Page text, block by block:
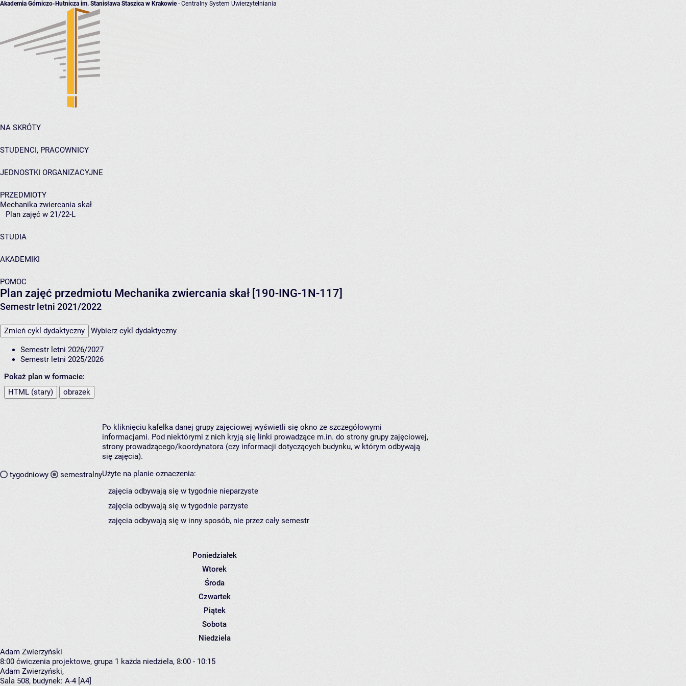
Akademia Górniczo-Hutnicza im. Stanisława Staszica w Krakowie- Centralny System Uwierzytelniania
NA SKRÓTY
STUDENCI, PRACOWNICY
JEDNOSTKI ORGANIZACYJNE
PRZEDMIOTY
Mechanika zwiercania skał
Plan zajęć w 21/22-L
STUDIA
AKADEMIKI
POMOC
Plan zajęć przedmiotu Mechanika zwiercania skał [190-ING-1N-117]
Semestr letni 2021/2022
Zmień cykl dydaktyczny Wybierz cykl dydaktyczny
Semestr letni 2026/2027
Semestr letni 2025/2026
Pokaż plan w formacie:
HTML (stary)
obrazek
tygodniowy semestralny
Po kliknięciu kafelka danej grupy zajęciowej wyświetli się okno ze szczegółowymi
informacjami. Pod niektórymi z nich kryją się linki prowadzące m.in. do strony grupy zajęciowej,
strony prowadzącego/koordynatora (czy informacji dotyczących budynku, w którym odbywają
się zajęcia).
Użyte na planie oznaczenia:
zajęcia odbywają się w tygodnie nieparzyste
zajęcia odbywają się w tygodnie parzyste
zajęcia odbywają się w inny sposób, nie przez cały semestr
Poniedziałek
Wtorek
Środa
Czwartek
Piątek
Sobota
Niedziela
Adam Zwierzyński
8:00 ćwiczenia projektowe, grupa 1 każda niedziela, 8:00 - 10:15
Adam Zwierzyński,
Sala 508, budynek: A-4 [A4]